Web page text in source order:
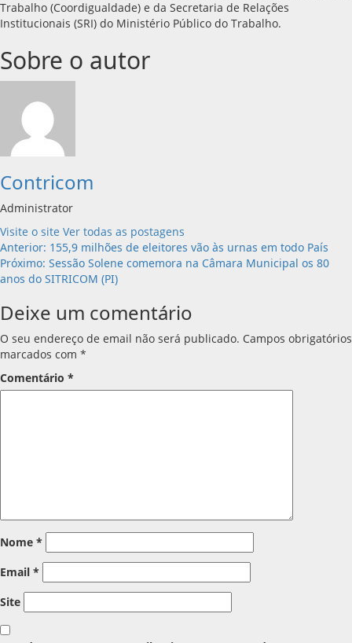
Trabalho (Coordigualdade) e da Secretaria de Relações
Institucionais (SRI) do Ministério Público do Trabalho.
Sobre o autor
Contricom
Administrator
Visite o site Ver todas as postagens
Navegação
de
artigos
Anterior: 155,9 milhões de eleitores vão às urnas em todo País
Próximo: Sessão Solene comemora na Câmara Municipal os 80
anos do SITRICOM (PI)
Deixe um comentário
O seu endereço de email não será publicado. Campos obrigatórios
marcados com *
Comentário *
Nome *
Email *
Site